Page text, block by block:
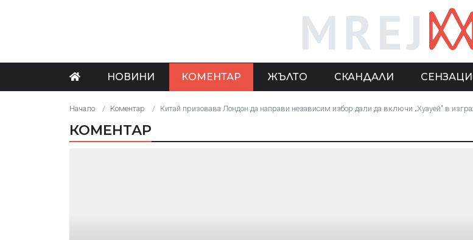
НОВИНИ КОМЕНТАР ЖЪЛТО СКАНДАЛИ
Начало Коментар Китай призовава Лондон да направи независим избор дали да включи „Хуауей" в
КОМЕНТАР